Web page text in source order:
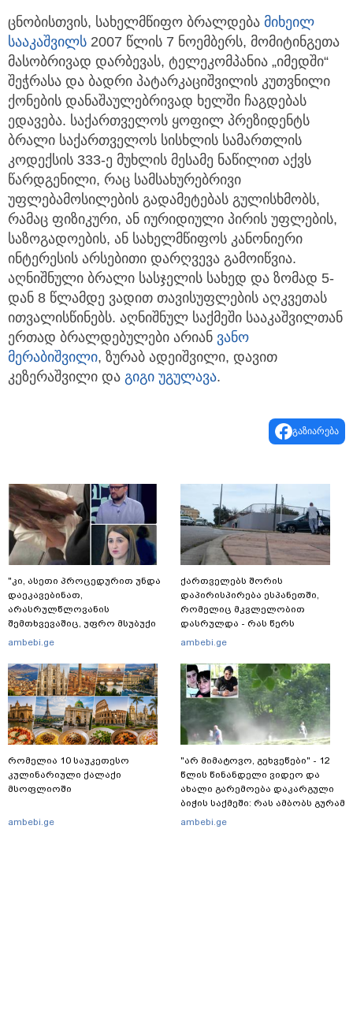
ცნობისთვის, სახელმწიფო ბრალდება მიხეილ
სააკაშვილს 2007 წლის 7 ნოემბერს, მომიტინგეთა
მასობრივად დარბევას, ტელეკომპანია „იმედში“
შეჭრასა და ბადრი პატარკაციშვილის კუთვნილი
ქონების დანაშაულებრივად ხელში ჩაგდებას
ედავება. საქართველოს ყოფილ პრეზიდენტს
ბრალი საქართველოს სისხლის სამართლის
კოდექსის 333-ე მუხლის მესამე ნაწილით აქვს
წარდგენილი, რაც სამსახურებრივი
უფლებამოსილების გადამეტებას გულისხმობს,
რამაც ფიზიკური, ან იურიდიული პირის უფლების,
საზოგადოების, ან სახელმწიფოს კანონიერი
ინტერესის არსებითი დარღვევა გამოიწვია.
აღნიშნული ბრალი სასჯელის სახედ და ზომად 5-
დან 8 წლამდე ვადით თავისუფლების აღკვეთას
ითვალისწინებს. აღნიშნულ საქმეში სააკაშვილთან
ერთად ბრალდებულები არიან ვანო
მერაბიშვილი, ზურაბ ადეიშვილი, დავით
კეზერაშვილი და გიგი უგულავა.
გაზიარება
"კი, ასეთი პროცედურით უნდა
დაეკავებინათ,
არასრულწლოვანის
შემთხვევაშიც, უფრო მსუბუქი
ვარიანტი ძნელი
რატომ აღსრულდა განჩინება
ღამე" - იურისტები
ambebi.ge
რომელია 10 საუკეთესო
კულინარიული ქალაქი
მსოფლიოში
ambebi.ge
ქართველებს შორის
დაპირისპირება ესპანეთში,
რომელიც მკვლელობით
დასრულდა - რას წერს
საერთაშორისო მედია: "მანქანა
და რაინდის"
ambebi.ge
"არ მიმატოვო, გეხვეწები" - 12
წლის წინანდელი ვიდეო და
ახალი გარემოება დაკარგული
ბიჭის საქმეში: რას ამბობს გურამ
დადიანიძის დედა
ambebi.ge